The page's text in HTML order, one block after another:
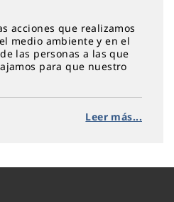
acciones que realizamos
medio ambiente y en el
las personas a las que
para que nuestro
Leer más...